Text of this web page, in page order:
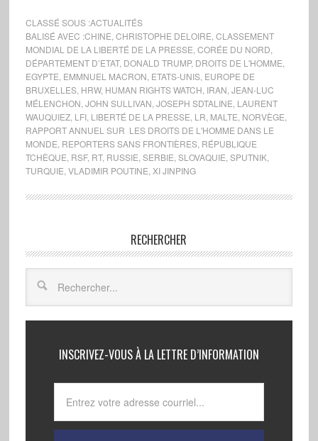
CLASSÉ SOUS :ACTUALITÉS
BALISÉ AVEC :CHINE CHRISTOPHE DELOIRE CLASSEMENT
MONDIAL DE LA LIBERTÉ DE LA PRESSE CORÉE DU NORD
DÉPARTEMENT D’ETAT, DONALD TRUMP, DROITS DE L'HOMME
EGYPTE EMMNUEL MACRON ETATS-UNIS, EUROPE DE
BRUXELLES, HRW, HUMAN RIGHTS WATCH IRAN JEAN-LUC
MÉLENCHON JOHN SULLIVAN JOSEPH SDTALINE LAURENT
WAUQUIEZ, LFI, LIBERTÉ DE LA PRESSE LR MALTE NORVÈGE
RAPPORT ANNUEL SUR LES DROITS DE L'HOMME DANS LE
MONDE REPORTERS SANS FRONTIÈRES, RÉPUBLIQUE
TCHÈQUE RSF, RT, RUSSIE SERBIE SLOVAQUIE SPUTNIK,
TURQUIE VLADIMIR POUTINE XI JINPING
RECHERCHER
INSCRIVEZ-VOUS À LA LETTRE D’INFORMATION